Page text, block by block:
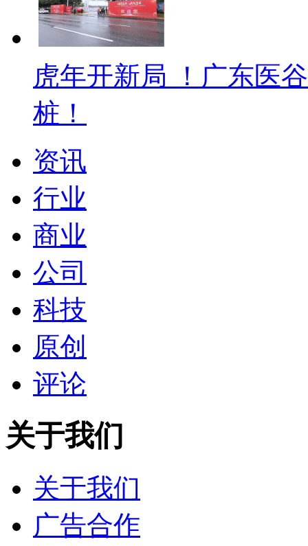
虎年开新局 ！广东医
桩！
资讯
行业
商业
公司
科技
原创
评论
关于我们
关于我们
广告合作